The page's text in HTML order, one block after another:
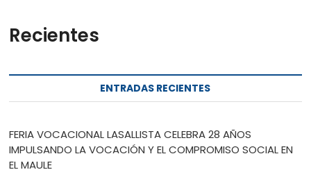
Recientes
ENTRADAS RECIENTES
FERIA VOCACIONAL LASALLISTA CELEBRA 28 AÑOS
IMPULSANDO LA VOCACIÓN Y EL COMPROMISO SOCIAL EN
EL MAULE